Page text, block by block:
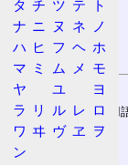
通信
タ チ ツ テ
ト
ナ ニ ヌ ネ
ノ
ハ ヒ フ ヘ ホ
マ ミ ム メ
モ
ヤ
ユ
ヨ
ラ
リ ル レ ロ
ワ ヰ ヴ ヱ
ヲ
ン